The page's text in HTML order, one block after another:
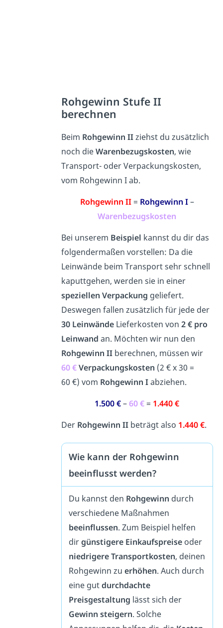
Rohgewinn Stufe II
berechnen
Beim Rohgewinn IIziehst du zusätzlich
noch dieWarenbezugskosten, wie
Transport- oder Verpackungskosten,
vom Rohgewinn I ab.
Rohgewinn II= Rohgewinn I–
Warenbezugskosten
Bei unserem Beispiel kannst du dir das
folgendermaßen vorstellen: Da die
Leinwände beim Transport sehr schnell
kaputtgehen, werden sie in einer
speziellen Verpackung geliefert.
Deswegen fallen zusätzlich für jede der
30 LeinwändeLieferkosten von 2 € pro
Leinwand an. Möchten wir nun den
Rohgewinn IIberechnen, müssen wir
60 €Verpackungskosten (2 € x 30 =
60 €) vom Rohgewinn Iabziehen.
1.500 €–60 €= 1.440 €
Der Rohgewinn IIbeträgt also 1.440 €.
Wie kann der Rohgewinn
beeinflusst werden?
Du kannst den Rohgewinn durch
verschiedene Maßnahmen
beeinflussen. Zum Beispiel helfen
dirgünstigere Einkaufspreiseoder
niedrigere Transportkosten, deinen
Rohgewinn zu erhöhen. Auch durch
eine gutdurchdachte
Preisgestaltung lässt sich der
Gewinn steigern. Solche